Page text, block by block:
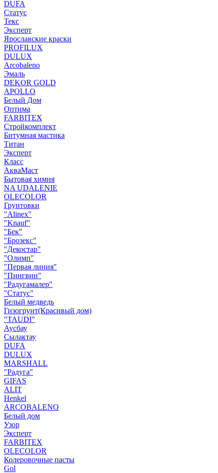
DUFA
Статус
Текс
Эксперт
Ярославские краски
PROFILUX
DULUX
Arcobaleno
Эмаль
DEKOR GOLD
APOLLO
Белый Дом
Оптима
FARBITEX
Стройкомплект
Битумная мастика
Титан
Эксперт
Класс
АкваМаст
Бытовая химия
NA UDALENIE
OLECOLOR
Грунтовки
"Alinex"
"Knauf"
"Бек"
"Брозекс"
"Декостар"
"Олимп"
"Первая линия"
"Пингвин"
"Радугамалер"
"Статус"
Белый медведь
Гизогрунт(Красивый дом)
"TAUDI"
Аусбау
Сылактау
DUFA
DULUX
MARSHALL
"Радуга"
GIFAS
ALIT
Henkel
ARCOBALENO
Белый дом
Узор
Эксперт
FARBITEX
OLECOLOR
Колеровочные пасты
Gol